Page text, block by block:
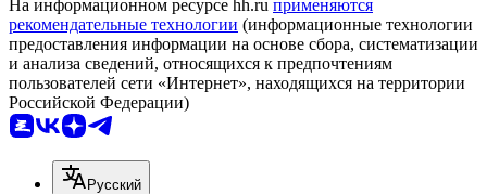
На информационном ресурсе hh.ru применяются
рекомендательные технологии (информационные технологии
предоставления информации на основе сбора, систематизации
и анализа сведений, относящихся к предпочтениям
пользователей сети «Интернет», находящихся на территории
Российской Федерации)
Русский